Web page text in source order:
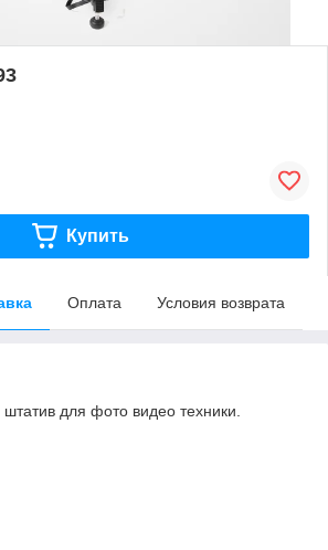
Купить
Оплата Условия возврата
для фото видео техники.